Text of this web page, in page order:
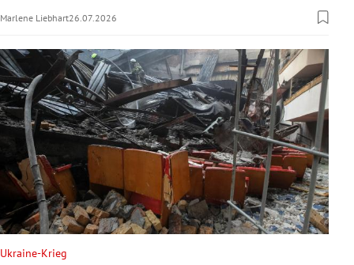
Marlene Liebhart26.07.2026
Ukraine-Krieg